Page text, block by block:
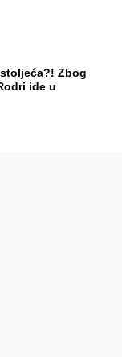
Zbog
ide u